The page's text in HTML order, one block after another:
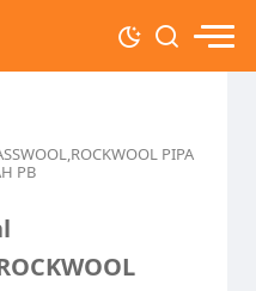
PIPA
PB